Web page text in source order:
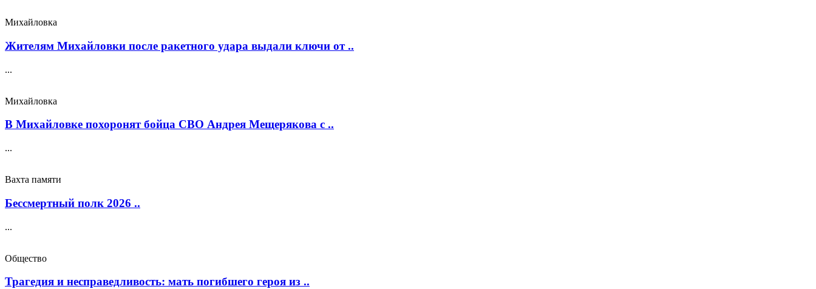
Михайловка
Жителям Михайловки после ракетного удара выдали ключи от ..
...
Михайловка
В Михайловке похоронят бойца СВО Андрея Мещерякова с ..
...
Вахта памяти
Бессмертный полк 2026 ..
...
Общество
Трагедия и несправедливость: мать погибшего героя из ..